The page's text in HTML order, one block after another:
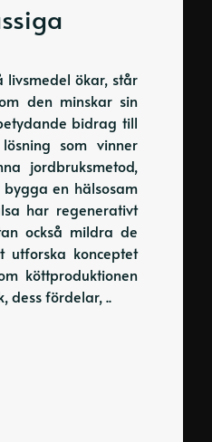
ökar, står
den minskar sin
bidrag till
som vinner
jordbruksmetod,
en hälsosam
har regenerativt
också mildra de
konceptet
köttproduktionen
dess fördelar, ..